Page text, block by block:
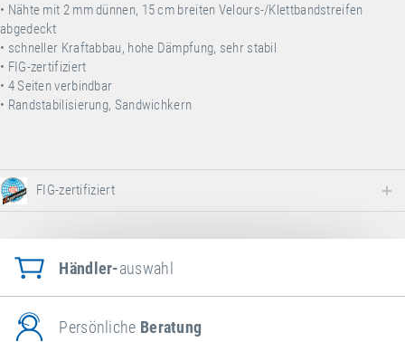
• Nähte mit 2 mm dünnen, 15 cm breiten Velours-/Klettbandstreifen
abgedeckt
• schneller Kraftabbau, hohe Dämpfung, sehr stabil
• FIG-zertifiziert
• 4 Seiten verbindbar
• Randstabilisierung, Sandwichkern
FIG-zertifiziert
Händler-auswahl
Persönliche Beratung